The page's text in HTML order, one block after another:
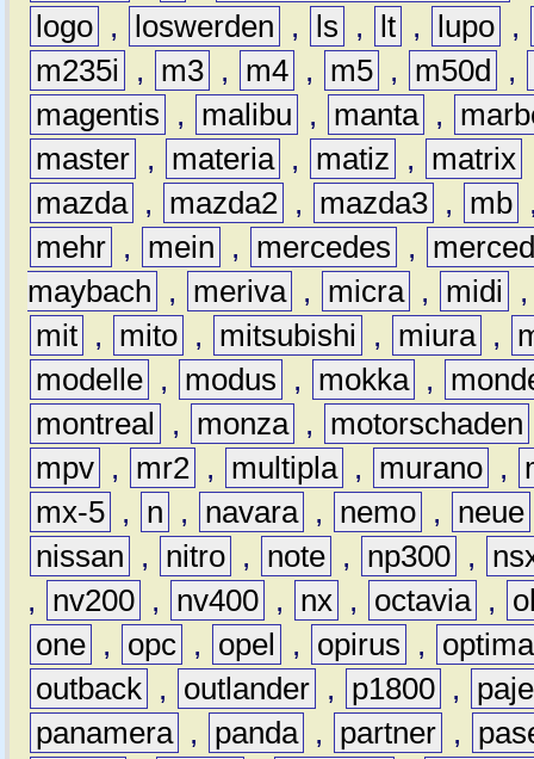
logo , loswerden , ls , lt , lupo ,
m235i
, m3 , m4 , m5 , m50d ,
magentis
, malibu , manta ,
master , materia , matiz , matrix
mazda , mazda2 , mazda3 , mb
mehr , mein , mercedes ,
maybach
, meriva , micra , midi
mit , mito , mitsubishi , miura ,
modelle , modus , mokka ,
montreal
, monza , motorschaden
mpv , mr2 , multipla , murano ,
mx-5 , n , navara , nemo , neue
nissan
, nitro , note , np300 ,
,
nv200 , nv400 , nx , octavia ,
one , opc , opel , opirus ,
optima
outback , outlander , p1800 ,
panamera , panda , partner ,